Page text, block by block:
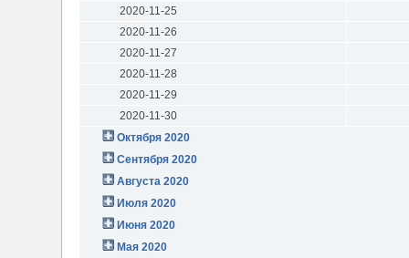
2020-11-25
2020-11-26
2020-11-27
2020-11-28
2020-11-29
2020-11-30
Октября 2020
Сентября 2020
Августа 2020
Июля 2020
Июня 2020
Мая 2020